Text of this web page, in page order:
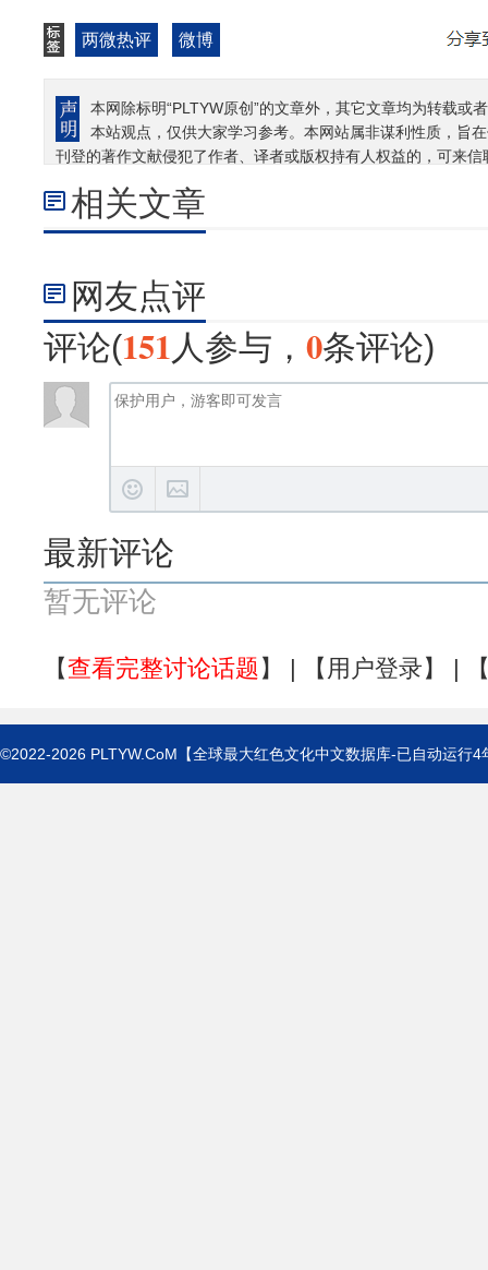
两微热评 微博
本网除标明“PLTYW原创”的文章外，其它文章均为转载
本站观点，仅供大家学习参考。本网站属非谋利性质，旨
刊登的著作文献侵犯了作者、译者或版权持有人权益的，可来
相关文章
网友点评
评论(151人参与， 0条评论)
最新评论
暂无评论
【查看完整讨论话题】 | 【 用户登录】 |
©2022-2026 PLTYW.CoM 【全球最大红色文化中文数据库-已自动运行4